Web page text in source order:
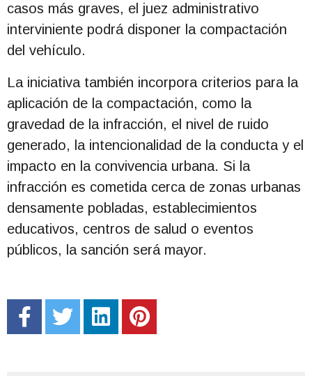
casos más graves, el juez administrativo
interviniente podrá disponer la compactación
del vehículo.
La iniciativa también incorpora criterios para la
aplicación de la compactación, como la
gravedad de la infracción, el nivel de ruido
generado, la intencionalidad de la conducta y el
impacto en la convivencia urbana. Si la
infracción es cometida cerca de zonas urbanas
densamente pobladas, establecimientos
educativos, centros de salud o eventos
públicos, la sanción será mayor.